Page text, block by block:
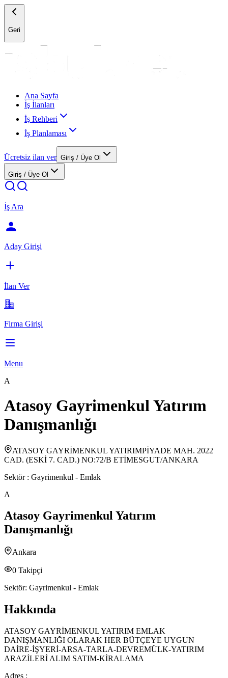
Geri
Ana Sayfa
İş İlanları
İş Rehberi
İş Planlaması
Ücretsiz ilan ver Giriş / Üye Ol
Giriş / Üye Ol
İş Ara
Aday Girişi
İlan Ver
Firma Girişi
Menu
A
Atasoy Gayrimenkul Yatırım
Danışmanlığı
ATASOY GAYRİMENKUL YATIRIMPİYADE MAH. 2022
CAD. (ESKİ 7. CAD.) NO:72/B ETİMESGUT/ANKARA
Sektör : Gayrimenkul - Emlak
A
Atasoy Gayrimenkul Yatırım
Danışmanlığı
Ankara
0 Takipçi
Sektör: Gayrimenkul - Emlak
Hakkında
ATASOY GAYRİMENKUL YATIRIM EMLAK
DANIŞMANLIĞI OLARAK HER BÜTÇEYE UYGUN
DAİRE-İŞYERİ-ARSA-TARLA-DEVREMÜLK-YATIRIM
ARAZİLERİ ALIM SATIM-KİRALAMA
Adres :